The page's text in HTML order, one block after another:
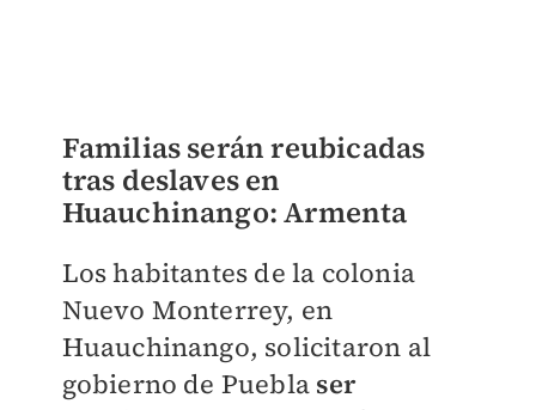
Familias serán reubicadas
tras deslaves en
Huauchinango: Armenta
Los habitantes de la colonia
Nuevo Monterrey, en
Huauchinango, solicitaron al
gobierno de Puebla ser